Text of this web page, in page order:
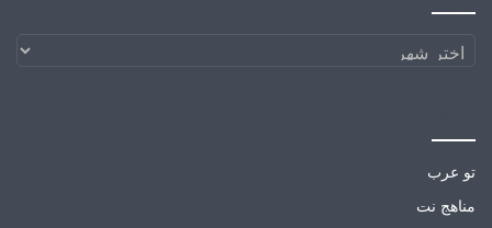
الارشيف
تو عرب
مناهج نت